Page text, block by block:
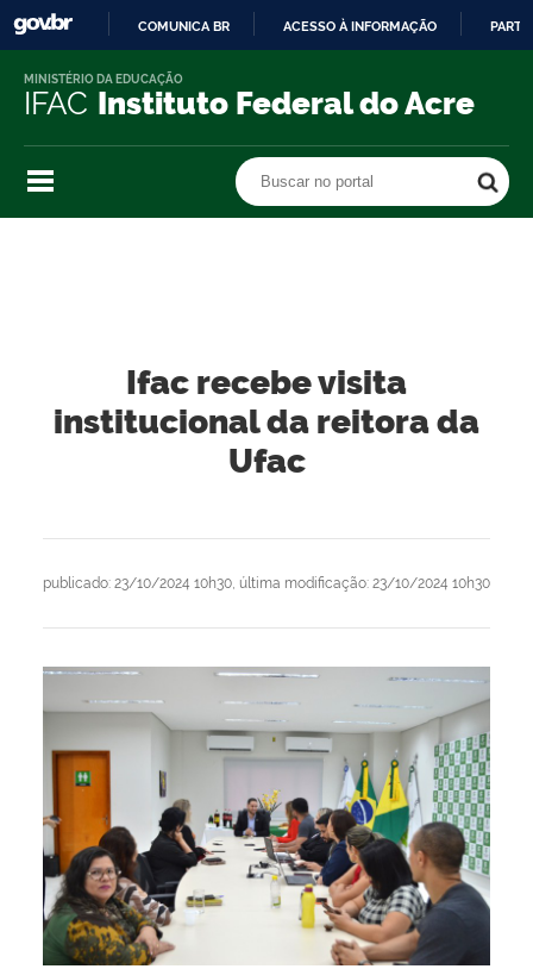
O
COMUNICA BR ACESSO À INFORMAÇÃO
IFAC Instituto Federal do Acre
MINISTÉRIO DA EDUCAÇÃO
Buscar no portal
Ifac recebe visita
institucional da reitora da
Ufac
publicado: 23/10/2024 10h30, última modificação: 23/10/2024 10h30